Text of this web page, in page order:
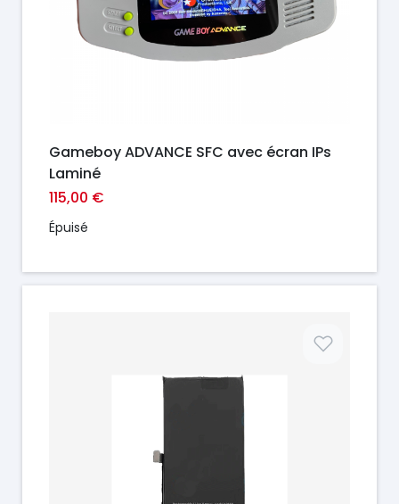
Gameboy ADVANCE SFC avec écran IPs
Laminé
115,00 €
Épuisé